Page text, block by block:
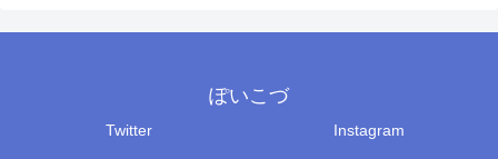
ぽいこづ
Twitter Instagram